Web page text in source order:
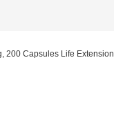
200 Capsules Life Extension